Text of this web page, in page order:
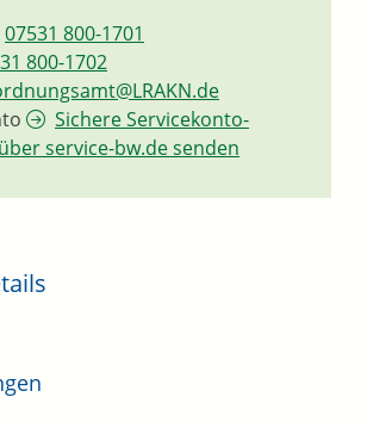
07531 800-1701
800-1702
Sichere Servicekonto-
service-bw.de senden